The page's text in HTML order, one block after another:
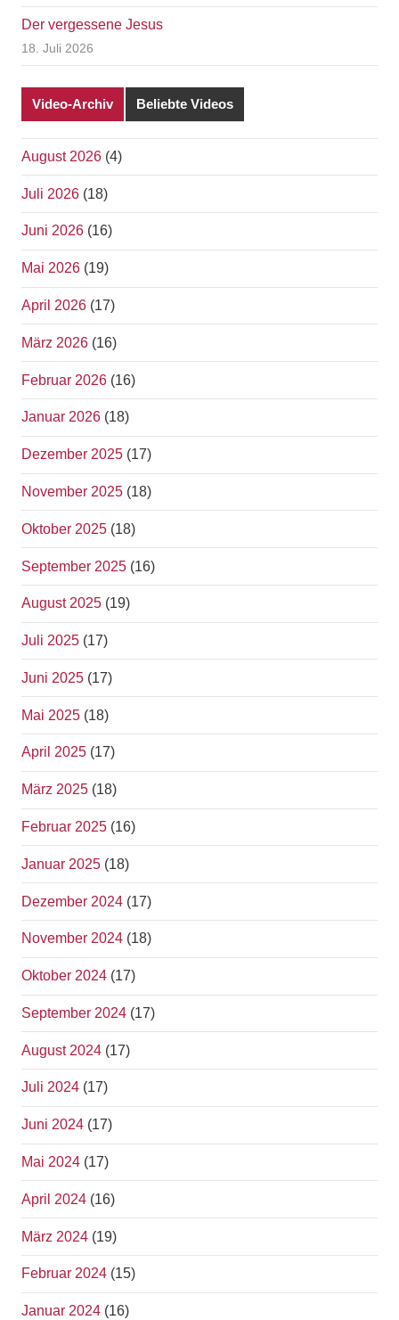
Der vergessene Jesus
18. Juli 2026
Video-Archiv Beliebte Videos
August 2026 (4)
Juli 2026 (18)
Juni 2026 (16)
Mai 2026 (19)
April 2026 (17)
März 2026 (16)
Februar 2026 (16)
Januar 2026 (18)
Dezember 2025 (17)
November 2025 (18)
Oktober 2025 (18)
September 2025 (16)
August 2025 (19)
Juli 2025 (17)
Juni 2025 (17)
Mai 2025 (18)
April 2025 (17)
März 2025 (18)
Februar 2025 (16)
Januar 2025 (18)
Dezember 2024 (17)
November 2024 (18)
Oktober 2024 (17)
September 2024 (17)
August 2024 (17)
Juli 2024 (17)
Juni 2024 (17)
Mai 2024 (17)
April 2024 (16)
März 2024 (19)
Februar 2024 (15)
Januar 2024 (16)